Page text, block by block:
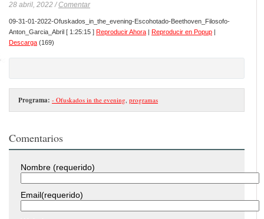
28 abril, 2022 /Comentar
09-31-01-2022-Ofuskados_in_the_evening-Escohotado-Beethoven_Filosofo-
Anton_Garcia_Abril [ 1:25:15 ] Reproducir Ahora | Reproducir en Popup |
Descarga (169)
Programa: - Ofuskados in the evening, programas
Comentarios
Nombre (requerido)
Email(requerido)